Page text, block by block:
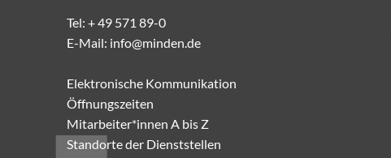
Tel: + 49 571 89-0
E-Mail: info@minden.de
Elektronische Kommunikation
Öffnungszeiten
Mitarbeiter*innen A bis Z
Standorte der Dienststellen